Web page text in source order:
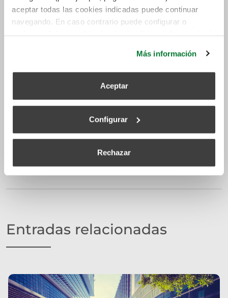
aceptar todas las cookies indicadas puede continuar
navegando. En caso contrario puede configurar o
Más información
Aceptar
Configurar
Rechazar
Siber Ventilación
Fabricante de Sistemas de Ventilación con Alta
Eficiencia Energética. Siber, provee un conjunto de
soluciones de alta eficiencia energética en
mejorando la Salud, Higiene y Confort de las
personas, siendo respetuoso con el medio ambiente.
Entradas relacionadas